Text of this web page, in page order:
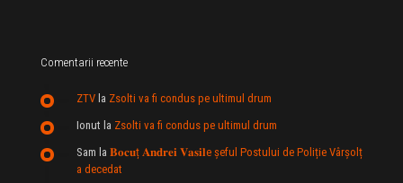
Comentarii recente
ZTV la Zsolti va fi condus pe ultimul drum
Ionut la Zsolti va fi condus pe ultimul drum
Sam la 𝐁𝐨𝐜𝐮ț 𝐀𝐧𝐝𝐫𝐞𝐢 𝐕𝐚𝐬𝐢𝐥e şeful Postului de Poliție Vârșolț
a decedat